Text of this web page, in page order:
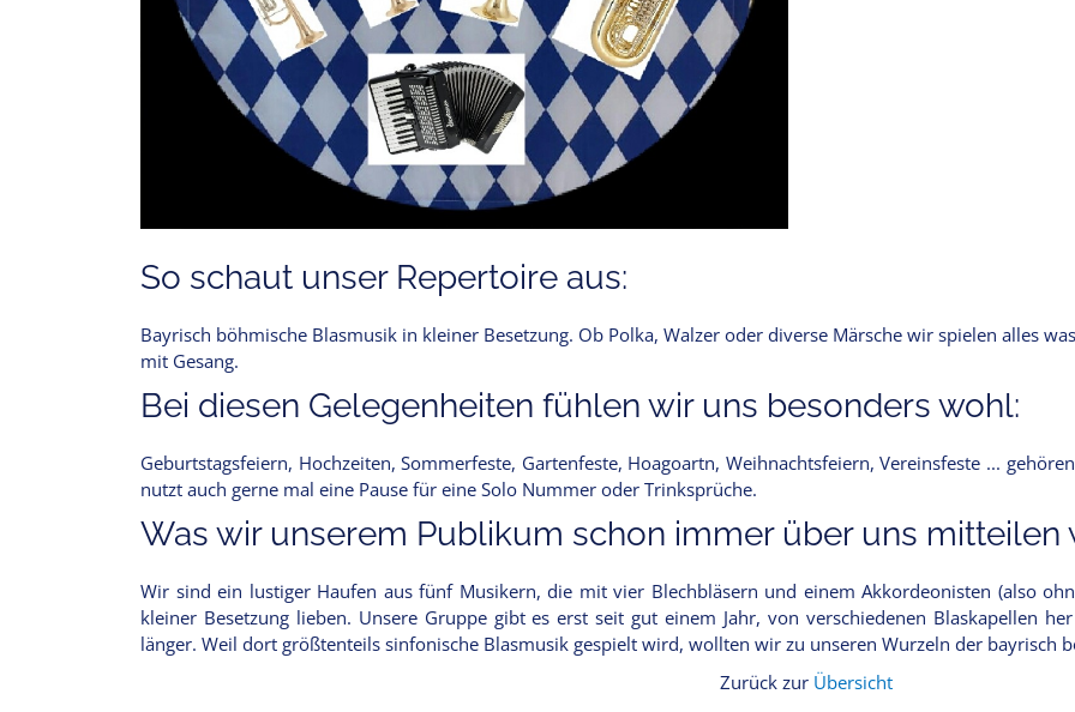
So schaut unser Repertoire aus:
Bayrisch böhmische Blasmusik in kleiner Besetzung. Ob Polka, Walzer oder diverse Märsche wir spielen alles
mit Gesang.
Bei diesen Gelegenheiten fühlen wir uns besonders wohl:
Geburtstagsfeiern, Hochzeiten, Sommerfeste, Gartenfeste, Hoagoartn, Weihnachtsfeiern, Vereinsfeste ...
nutzt auch gerne mal eine Pause für eine Solo Nummer oder Trinksprüche.
Was wir unserem Publikum schon immer über uns mitteilen
Wir sind ein lustiger Haufen aus fünf Musikern, die mit vier Blechbläsern und einem Akkordeonisten (also
kleiner Besetzung lieben. Unsere Gruppe gibt es erst seit gut einem Jahr, von verschiedenen Blaskapellen
länger. Weil dort größtenteils sinfonische Blasmusik gespielt wird, wollten wir zu unseren Wurzeln der bayrisch
Zurück zur Übersicht